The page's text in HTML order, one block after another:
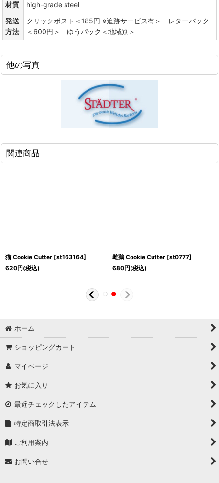
材質
high-grade steel
発送
方法
クリックポスト＜185円 ※追跡サービス有＞ レターパック
＜600円＞ ゆうパック＜地域別＞
他の写真
関連商品
猫 Cookie Cutter [st163164]
620円(税込)
雌鶏 Cookie Cutter [st0777]
680円(税込)
ホーム
ショッピングカート
マイページ
お気に入り
最近チェックしたアイテム
特定商取引法表示
ご利用案内
お問い合せ